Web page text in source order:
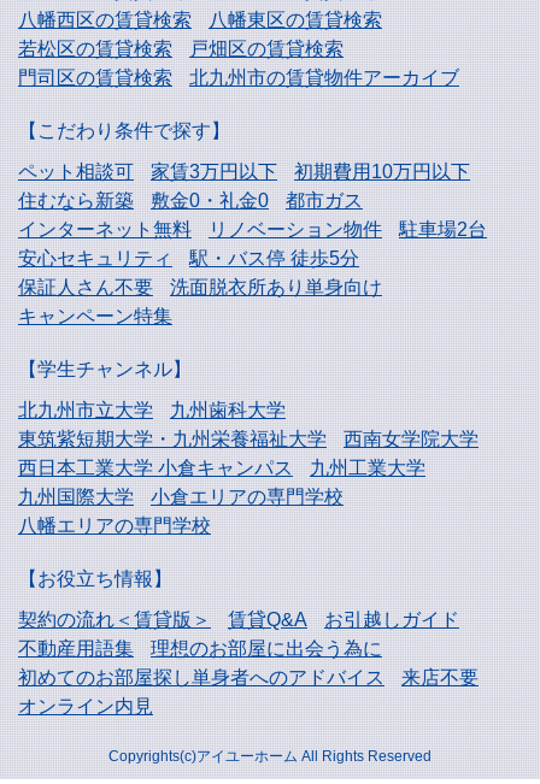
八幡西区の賃貸検索
八幡東区の賃貸検索
若松区の賃貸検索
戸畑区の賃貸検索
門司区の賃貸検索
北九州市の賃貸物件アーカイブ
【こだわり条件で探す】
ペット相談可
家賃3万円以下
初期費用10万円以下
住むなら新築
敷金0・礼金0
都市ガス
インターネット無料
リノベーション物件
駐車場2台
安心セキュリティ
駅・バス停 徒歩5分
保証人さん不要
洗面脱衣所あり単身向け
キャンペーン特集
【学生チャンネル】
北九州市立大学
九州歯科大学
東筑紫短期大学・九州栄養福祉大学
西南女学院大学
西日本工業大学小倉キャンパス
九州工業大学
九州国際大学
小倉エリアの専門学校
八幡エリアの専門学校
【お役立ち情報】
契約の流れ＜賃貸版＞
賃貸Q&A
お引越しガイド
不動産用語集
理想のお部屋に出会う為に
初めてのお部屋探し単身者へのアドバイス
来店不要
オンライン内見
Copyrights(c)アイユーホーム All Rights Reserved